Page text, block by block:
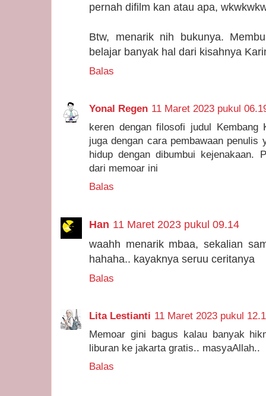
pernah difilm kan atau apa,
Btw, menarik nih bukunya.
belajar banyak hal dari kisahnya
Balas
Yonal Regen 11 Maret 2023 pukul
keren dengan filosofi judul
juga dengan cara pembawaan
hidup dengan dibumbui kejenakaan.
dari memoar ini
Balas
Han 11 Maret 2023 pukul 09.14
waahh menarik mbaa, sekalian
hahaha.. kayaknya seruu ceritanya
Balas
Lita Lestianti 11 Maret 2023 pukul
Memoar gini bagus kalau banyak
liburan ke jakarta gratis.. masyaAllah..
Balas